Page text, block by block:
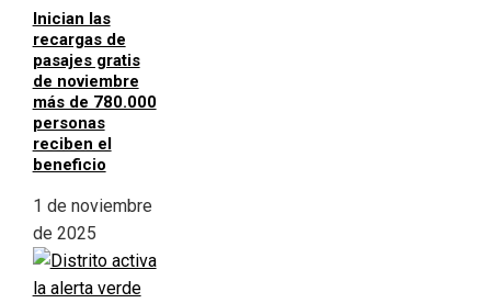
Inician las
recargas de
pasajes gratis
de noviembre
más de 780.000
personas
reciben el
beneficio
1 de noviembre
de 2025